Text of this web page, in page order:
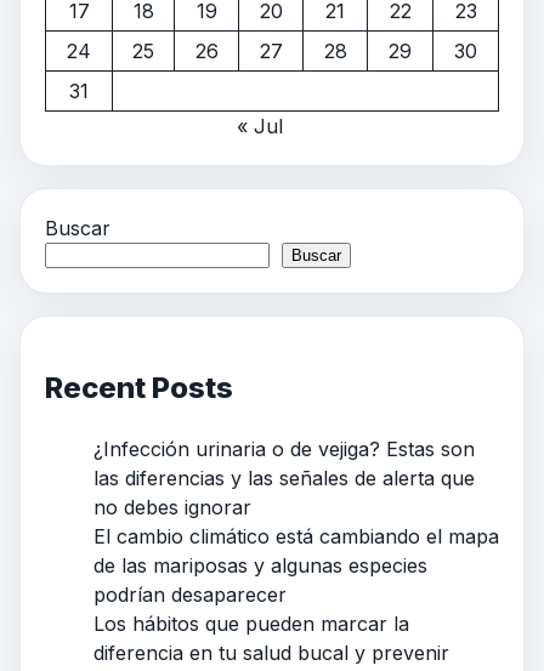
17
18 19 20 21 22
23
24
25 26 27 28 29
30
31
« Jul
Buscar
Buscar
Recent Posts
¿Infección urinaria o de vejiga? Estas son
las diferencias y las señales de alerta que
no debes ignorar
El cambio climático está cambiando el mapa
de las mariposas y algunas especies
podrían desaparecer
Los hábitos que pueden marcar la
diferencia en tu salud bucal y prevenir